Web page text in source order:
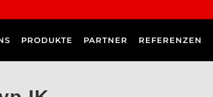
PRODUKTE PARTNER REFERENZEN